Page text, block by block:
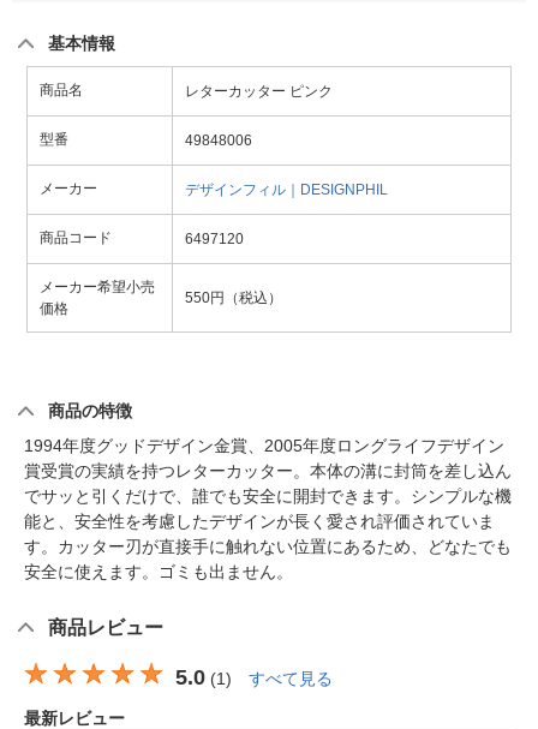
基本情報
商品名 レターカッター ピンク
型番 49848006
メーカー デザインフィル｜DESIGNPHIL
商品コード 6497120
メーカー希望小売
価格
550円（税込）
商品の特徴
1994年度グッドデザイン金賞、2005年度ロングライフデザイン
賞受賞の実績を持つレターカッター。本体の溝に封筒を差し込ん
でサッと引くだけで、誰でも安全に開封できます。シンプルな機
能と、安全性を考慮したデザインが長く愛され評価されていま
す。カッター刃が直接手に触れない位置にあるため、どなたでも
安全に使えます。ゴミも出ません。
商品レビュー
5.0 (1) すべて見る
最新レビュー